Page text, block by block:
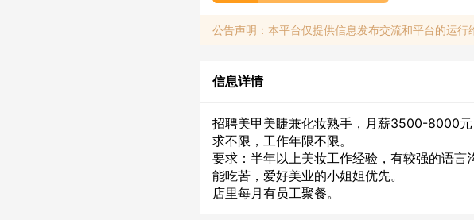
公告声明：本平台仅提供信息发布交流和平台的运
信息详情
招聘美甲美睫兼化妆熟手，月薪3500-8000
求不限，工作年限不限。
要求：半年以上美妆工作经验，有较强的语言
能吃苦，爱好美业的小姐姐优先。
店里每月有员工聚餐。